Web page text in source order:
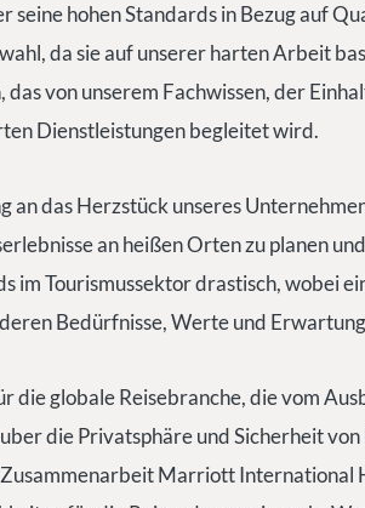
hohen Standards in Bezug auf
da sie auf unserer harten Arbeit
von unserem Fachwissen, der
Dienstleistungen begleitet wird.
das Herzstück unseres
an heißen Orten zu planen
im Tourismussektor drastisch, wobei
Bedürfnisse, Werte und
die globale Reisebranche, die vom
die Privatsphäre und Sicherheit von
Marriott International